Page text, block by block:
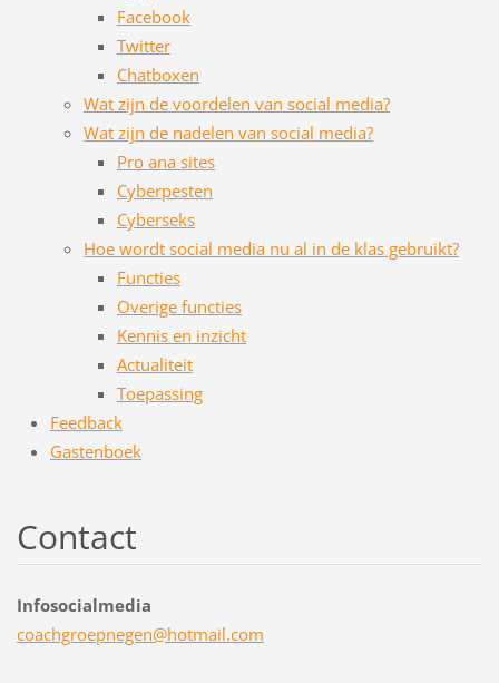
Facebook
Twitter
Chatboxen
Wat zijn de voordelen van social media?
Wat zijn de nadelen van social media?
Pro ana sites
Cyberpesten
Cyberseks
Hoe wordt social media nu al in de klas gebruikt?
Functies
Overige functies
Kennis en inzicht
Actualiteit
Toepassing
Feedback
Gastenboek
Contact
Infosocialmedia
coachgroepnegen@hotmail.com